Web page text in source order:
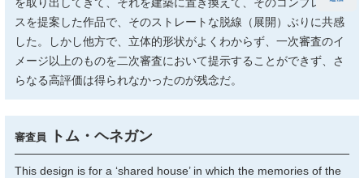
スを提案した作品で、そのストレートな脱線（展開）ぶりに共感
した。しかし他方で、立体的形状がよくわからず、一次審査のイ
メージ以上のものを二次審査において提示することができず、さ
らなる高評価は得られなかったのが残念だ。
審査員 トム・ヘネガン
This design is for a ‘shared house’ in which the memories of the